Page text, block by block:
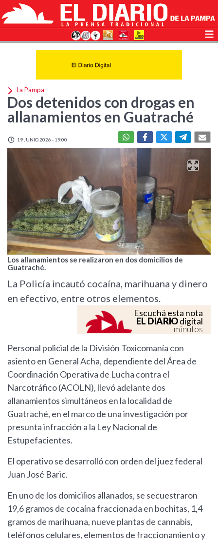
La Pampa
Dos detenidos con drogas en
allanamientos en Guatraché
19 JUNIO 2026 - 19:00
Los allanamientos se realizaron en dos domicilios de
Guatraché.
La Policía incautó cocaína, marihuana y dinero
en efectivo, entre otros elementos.
Escuchá esta nota
EL DIARIOdigital
minutos
Personal policial de la División Toxicomanía con
asiento en General Acha, dependiente del Área de
Coordinación Operativa de Lucha contra el
Narcotráfico (ACOLN), llevó adelante dos
allanamientos simultáneos en la localidad de
Guatraché, en el marco de una investigación por
presunta infracción a la Ley Nacional de
Estupefacientes.
El operativo se desarrolló con orden del juez federal
Juan José Baric.
En uno de los domicilios allanados, se secuestraron
19,6 gramos de cocaína fraccionada en bochitas, 1,4
gramos de marihuana, nueve plantas de cannabis,
teléfonos celulares, elementos de fraccionamiento y